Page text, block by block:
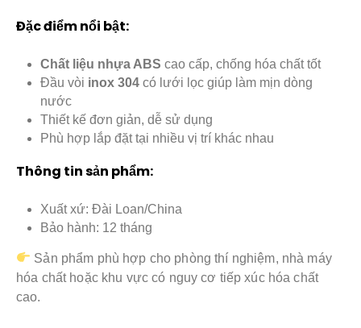
Đặc điểm nổi bật:
Chất liệu nhựa ABS cao cấp, chống hóa chất tốt
Đầu vòi inox 304có lưới lọc giúp làm mịn dòng
nước
Thiết kế đơn giản, dễ sử dụng
Phù hợp lắp đặt tại nhiều vị trí khác nhau
Thông tin sản phẩm:
Xuất xứ: Đài Loan/China
Bảo hành: 12 tháng
Sản phẩm phù hợp cho phòng thí nghiệm, nhà máy
hóa chất hoặc khu vực có nguy cơ tiếp xúc hóa chất
cao.